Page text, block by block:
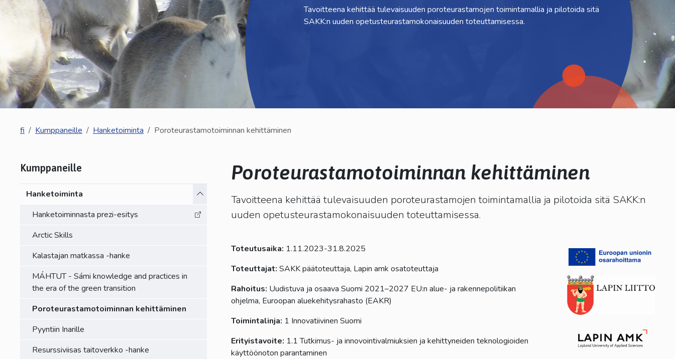
kosketus-Tavoitteena kehittää tulevaisuuden poroteurastamojen toimintamallia ja pilotoida sitä
SAKK:n uuden opetusteurastamokonaisuuden toteuttamisessa.
fi Kumppaneille Hanketoiminta Poroteurastamotoiminnan kehittäminen
Kumppaneille
Hanketoiminta
Vaihda alasvetovalikkoa
Hanketoiminnasta prezi-esitys
Arctic Skills
Kalastajan matkassa -hanke
MÁHTUT - Sámi knowledge and practices in
the era of the green transition
Poroteurastamotoiminnan kehittäminen
Pyyntiin Inarille
Resurssiviisas taitoverkko -hanke
Poroteurastamotoiminnan kehittäminen
Tavoitteena kehittää tulevaisuuden poroteurastamojen toimintamallia ja pilotoida sitä SAKK:n
uuden opetusteurastamokonaisuuden toteuttamisessa.
Toteutusaika: 1.11.2023-31.8.2025
Toteuttajat: SAKK päätoteuttaja, Lapin amk osatoteuttaja
Rahoitus: Uudistuva ja osaava Suomi 2021–2027 EU:n alue- ja rakennepolitiikan
ohjelma, Euroopan aluekehitysrahasto (EAKR)
Toimintalinja: 1 Innovatiivinen Suomi
Erityistavoite: 1.1 Tutkimus- ja innovointivalmiuksien ja kehittyneiden teknologioiden
käyttöönoton parantaminen